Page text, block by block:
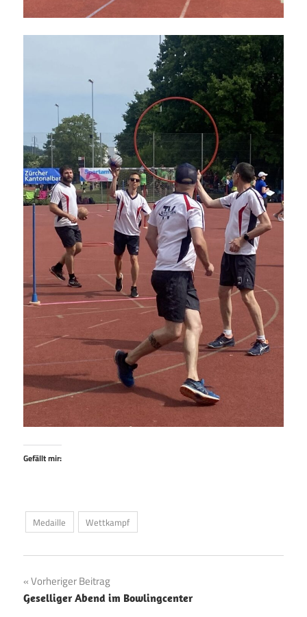
Gefällt mir:
Medaille Wettkampf
Beitragsnavigation
Vorheriger Beitrag
Geselliger Abend im Bowlingcenter